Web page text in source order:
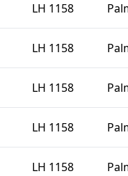
LH 1158
LH 1158
LH 1158
LH 1158
LH 1158